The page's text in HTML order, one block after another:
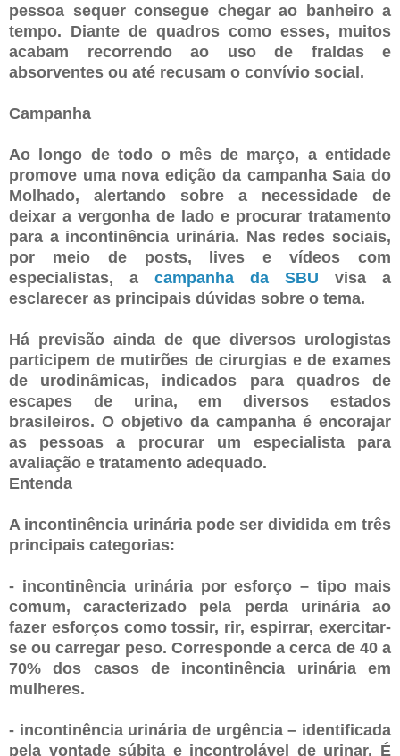
pessoa sequer consegue chegar ao banheiro a
tempo. Diante de quadros como esses, muitos
acabam recorrendo ao uso de fraldas e
absorventes ou até recusam o convívio social.
Campanha
Ao longo de todo o mês de março, a entidade
promove uma nova edição da campanha Saia do
Molhado, alertando sobre a necessidade de
deixar a vergonha de lado e procurar tratamento
para a incontinência urinária. Nas redes sociais,
por meio de posts, lives e vídeos com
especialistas, a campanha da SBU visa a
esclarecer as principais dúvidas sobre o tema.
Há previsão ainda de que diversos urologistas
participem de mutirões de cirurgias e de exames
de urodinâmicas, indicados para quadros de
escapes de urina, em diversos estados
brasileiros. O objetivo da campanha é encorajar
as pessoas a procurar um especialista para
avaliação e tratamento adequado.
Entenda
A incontinência urinária pode ser dividida em três
principais categorias:
- incontinência urinária por esforço – tipo mais
comum, caracterizado pela perda urinária ao
fazer esforços como tossir, rir, espirrar, exercitar-
se ou carregar peso. Corresponde a cerca de 40 a
70% dos casos de incontinência urinária em
mulheres.
- incontinência urinária de urgência – identificada
pela vontade súbita e incontrolável de urinar. É